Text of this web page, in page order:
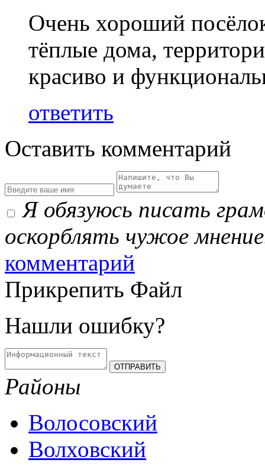
Очень хороший
тёплые дома,
красиво и
ответить
Оставить комментарий
Я обязуюсь писать
оскорблять чужое
комментарий
Прикрепить Файл
Нашли ошибку?
Районы
Волосовский
Волховский